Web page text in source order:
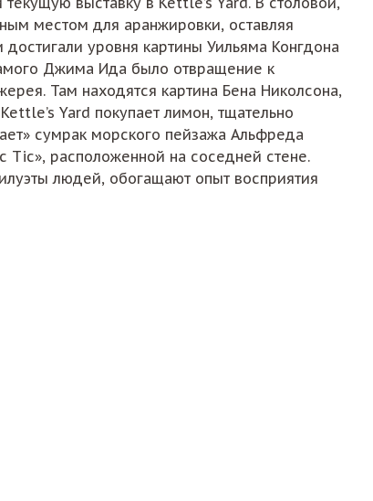
местом для аранжировки, оставляя
уровня картины Уильяма Конгдона
Джима Ида было отвращение к
Там находятся картина Бена Николсона,
Yard покупает лимон, тщательно
сумрак морского пейзажа Альфреда
Tic», расположенной на соседней стене.
людей, обогащают опыт восприятия